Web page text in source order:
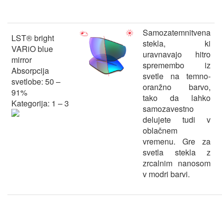
LST® bright
VARiO blue
mirror
Absorpcija
svetlobe: 50 –
91%
Kategorija: 1 – 3
Samozatemnitvena
stekla, ki
uravnavajo hitro
spremembo iz
svetle na temno-
oranžno barvo,
tako da lahko
samozavestno
delujete tudi v
oblačnem
vremenu. Gre za
svetla stekla z
zrcalnim nanosom
v modri barvi.